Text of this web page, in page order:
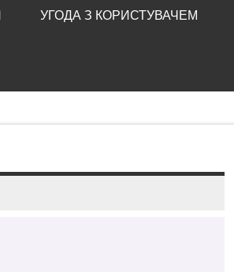
УГОДА З КОРИСТУВАЧЕМ